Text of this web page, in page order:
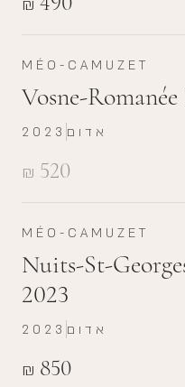
₪
MÉO-CAMUZET
Vosne-Romanée
₪ 520
2023 אדום
MÉO-CAMUZET
Nuits-St-
2023
₪ 850
2023 אדום